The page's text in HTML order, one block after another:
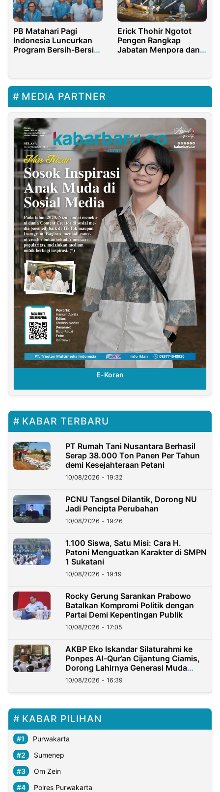
PB Matahari Pagi
Indonesia Luncurkan
Program Bersih-Bersih
Erick Thohir Ngotot
Pengen Rangkap
Jabatan Menpora dan
MEDIA PARTNER
E-Koran
KABAR TERBARU
PT Rumah Tani Nusantara Berhasil
Serap 38.000 Ton Panen Per Tahun
demi Kesejahteraan Petani
10/08/2026 - 19:32
PCNU Tangsel Dilantik, Dorong NU
Jadi Pencipta Perubahan
10/08/2026 - 19:26
1.100 Siswa, Satu Misi: Cara H.
Patoni Menguatkan Karakter di SMPN
1 Sukatani
10/08/2026 - 19:19
Rocky Gerung Sarankan Prabowo
Batalkan Kompromi Politik dengan
Partai Demi Kepentingan Publik
10/08/2026 - 17:05
AKBP Eko Iskandar Silaturahmi ke
Ponpes Al-Qur’an Cijantung Ciamis,
Dorong Lahirnya Generasi Muda
Berkarakter
10/08/2026 - 16:39
KABAR PILIHAN
Purwakarta
Sumenep
Om Zein
Polres Purwakarta